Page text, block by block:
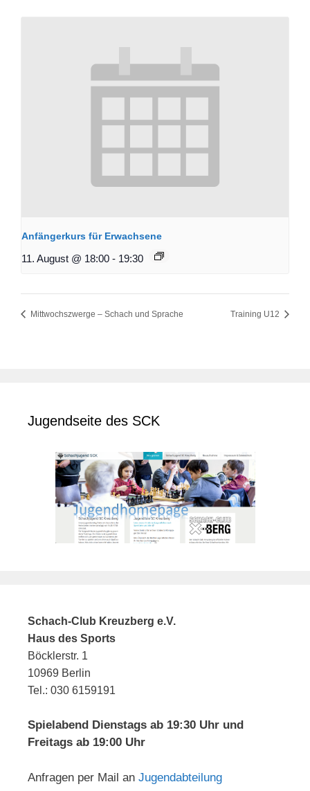
Anfängerkurs für Erwachsene
11. August @ 18:00 - 19:30
Mittwochszwerge – Schach und Sprache Training U12
Jugendseite des SCK
Schach-Club Kreuzberg e.V.
Haus des Sports
Böcklerstr. 1
10969 Berlin
Tel.: 030 6159191
Spielabend Dienstags ab 19:30 Uhr und
Freitags ab 19:00 Uhr
Anfragen per Mail an Jugendabteilung